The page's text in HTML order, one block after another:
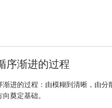
序渐进的过程
进的过程：由模糊到清晰，由分
奠定基础。